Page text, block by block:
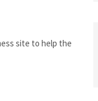
site to help the